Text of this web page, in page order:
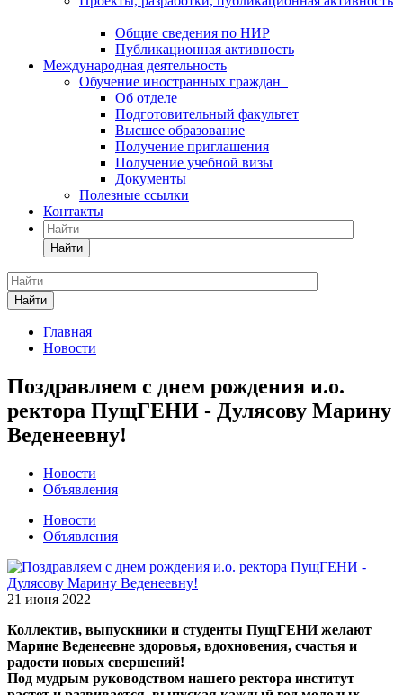
Общие сведения по НИР
Публикационная активность
Международная деятельность
Обучение иностранных граждан
Об отделе
Подготовительный факультет
Высшее образование
Получение приглашения
Получение учебной визы
Документы
Полезные ссылки
Контакты
Найти
Найти
Главная
Новости
Поздравляем с днем рождения и.о.
ректора ПущГЕНИ - Дулясову Марину
Веденеевну!
Новости
Объявления
Новости
Объявления
21 июня 2022
Коллектив, выпускники и студенты ПущГЕНИ желают
Марине Веденеевне здоровья, вдохновения, счастья и
радости новых свершений!
Под мудрым руководством нашего ректора институт